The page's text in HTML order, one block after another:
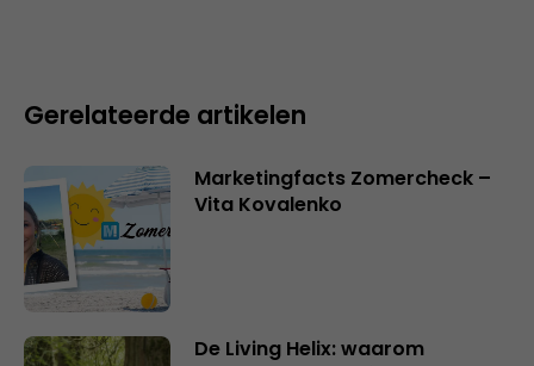
Gerelateerde artikelen
Marketingfacts Zomercheck –
Vita Kovalenko
De Living Helix: waarom